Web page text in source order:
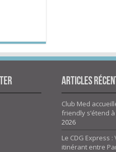
Articles
Club Med
friendly s’étend
2026
Le CDG Express
itinérant entre